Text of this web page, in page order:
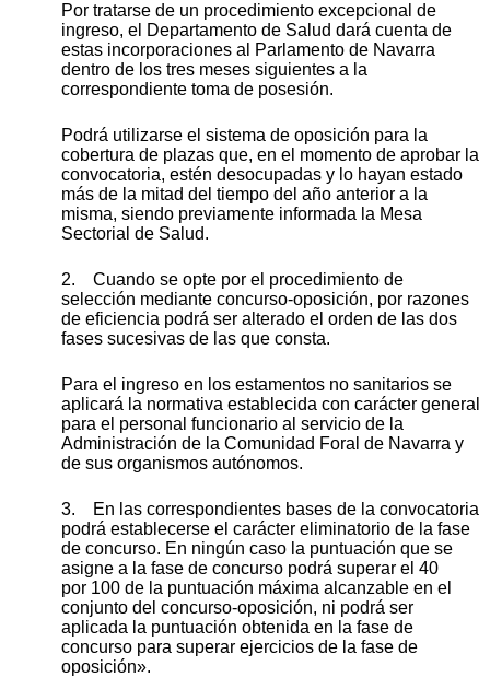
Por tratarse de un procedimiento excepcional de
ingreso, el Departamento de Salud dará cuenta de
estas incorporaciones al Parlamento de Navarra
dentro de los tres meses siguientes a la
correspondiente toma de posesión.
Podrá utilizarse el sistema de oposición para la
cobertura de plazas que, en el momento de aprobar la
convocatoria, estén desocupadas y lo hayan estado
más de la mitad del tiempo del año anterior a la
misma, siendo previamente informada la Mesa
Sectorial de Salud.
2. Cuando se opte por el procedimiento de
selección mediante concurso-oposición, por razones
de eficiencia podrá ser alterado el orden de las dos
fases sucesivas de las que consta.
Para el ingreso en los estamentos no sanitarios se
aplicará la normativa establecida con carácter general
para el personal funcionario al servicio de la
Administración de la Comunidad Foral de Navarra y
de sus organismos autónomos.
3. En las correspondientes bases de la convocatoria
podrá establecerse el carácter eliminatorio de la fase
de concurso. En ningún caso la puntuación que se
asigne a la fase de concurso podrá superar el 40
por 100 de la puntuación máxima alcanzable en el
conjunto del concurso-oposición, ni podrá ser
aplicada la puntuación obtenida en la fase de
concurso para superar ejercicios de la fase de
oposición».